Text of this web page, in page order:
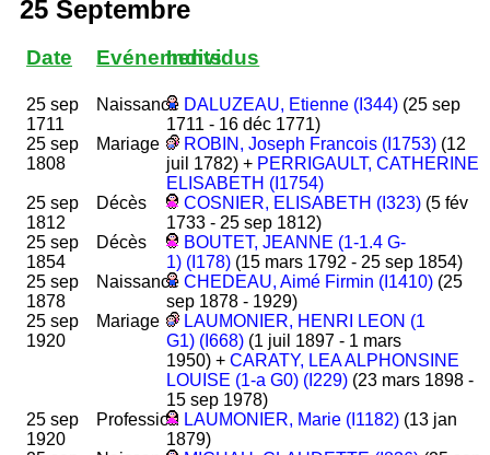
25 Septembre
Date Evénements
Individus
25 sep
1711
Naissance DALUZEAU, Etienne (I344) (25 sep
1711 - 16 déc 1771)
25 sep
1808
Mariage ROBIN, Joseph Francois (I1753) (12
juil 1782) + PERRIGAULT, CATHERINE
ELISABETH (I1754)
25 sep
1812
Décès COSNIER, ELISABETH (I323) (5 fév
1733 - 25 sep 1812)
25 sep
1854
Décès
BOUTET, JEANNE (1-1.4 G-
1) (I178) (15 mars 1792 - 25 sep 1854)
25 sep
1878
Naissance CHEDEAU, Aimé Firmin (I1410) (25
sep 1878 - 1929)
25 sep
1920
Mariage
LAUMONIER, HENRI LEON (1
G1) (I668) (1 juil 1897 - 1 mars
1950) +CARATY, LEA ALPHONSINE
LOUISE (1-a G0) (I229) (23 mars 1898 -
15 sep 1978)
25 sep
1920
Profession LAUMONIER, Marie (I1182) (13 jan
1879)